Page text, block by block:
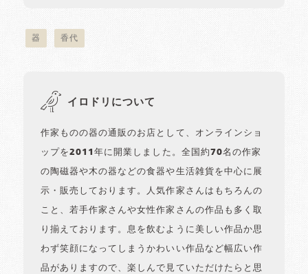
器 香代
イロドリについて
作家ものの器の通販のお店として、オンラインショ
ップを2011年に開業しました。全国約70名の作家
の陶磁器や木の器などの食器や生活雑貨を中心に展
示・販売しております。人気作家さんはもちろんの
こと、若手作家さんや女性作家さんの作品も多く取
り揃えております。息を飲むように美しい作品か思
わず笑顔になってしまうかわいい作品など幅広い作
品がありますので、楽しんで見ていただけたらと思